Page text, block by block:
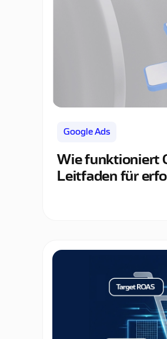
Google Ads
Wie funktioniert
Leitfaden für